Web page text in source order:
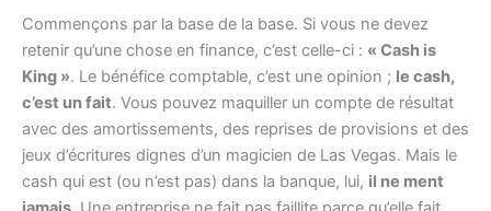
Commençons par la base de la base. Si vous ne devez
retenir qu’une chose en finance, c’est celle-ci : « Cash is
King ». Le bénéfice comptable, c’est une opinion ; le cash,
c’est un fait. Vous pouvez maquiller un compte de résultat
avec des amortissements, des reprises de provisions et des
jeux d’écritures dignes d’un magicien de Las Vegas. Mais le
cash qui est (ou n’est pas) dans la banque, lui, il ne ment